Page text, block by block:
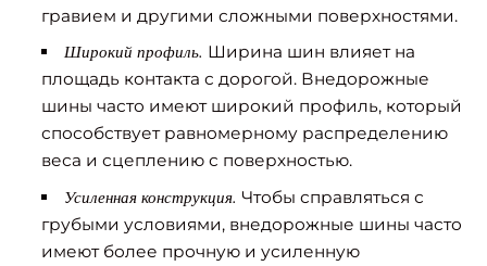
гравием и другими сложными поверхностями.
Широкий профиль. Ширина шин влияет на
площадь контакта с дорогой. Внедорожные
шины часто имеют широкий профиль, который
способствует равномерному распределению
веса и сцеплению с поверхностью.
Усиленная конструкция. Чтобы справляться с
грубыми условиями, внедорожные шины часто
имеют более прочную и усиленную